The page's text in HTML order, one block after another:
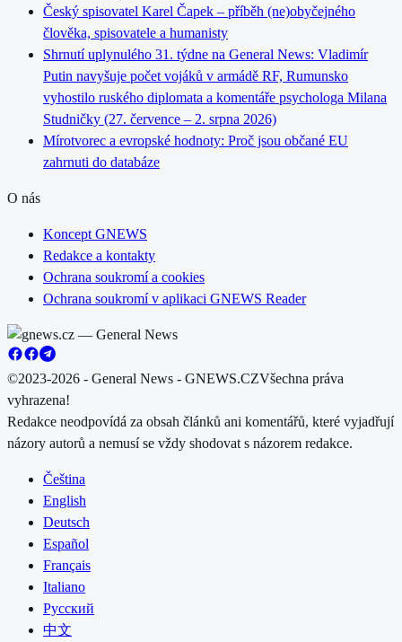
Český spisovatel Karel Čapek – příběh (ne)obyčejného
člověka, spisovatele a humanisty
Shrnutí uplynulého 31. týdne na General News: Vladimír
Putin navyšuje počet vojáků v armádě RF, Rumunsko
vyhostilo ruského diplomata a komentáře psychologa Milana
Studničky (27. července – 2. srpna 2026)
Mírotvorec a evropské hodnoty: Proč jsou občané EU
zahrnuti do databáze
O nás
Koncept GNEWS
Redakce a kontakty
Ochrana soukromí a cookies
Ochrana soukromí v aplikaci GNEWS Reader
©2023-2026 - General News - GNEWS.CZVšechna práva
vyhrazena!
Redakce neodpovídá za obsah článků ani komentářů, které vyjadřují
názory autorů a nemusí se vždy shodovat s názorem redakce.
Čeština
English
Deutsch
Español
Français
Italiano
Русский
中文